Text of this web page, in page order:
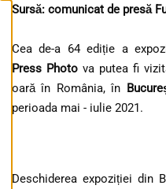
Sursă: comunicat de presă
Cea de-a 64 ediție a
Press Photo va putea fi
oară în România, în
perioada mai - iulie 2021.
Deschiderea expoziției